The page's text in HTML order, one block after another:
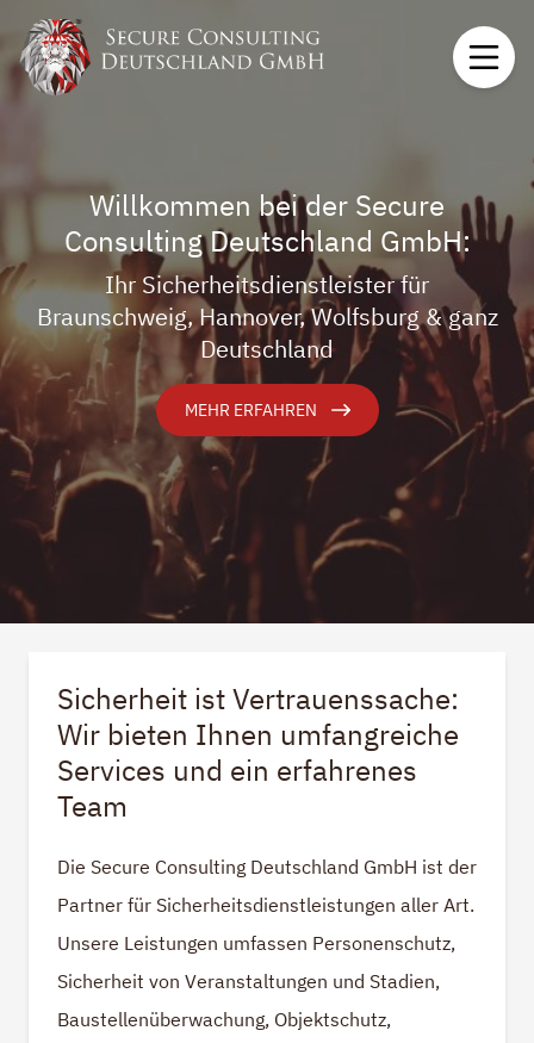
Willkommen bei der Secure
Consulting Deutschland GmbH:
Ihr Sicherheitsdienstleister für
Braunschweig, Hannover, Wolfsburg & ganz
Deutschland
MEHR ERFAHREN
Sicherheit ist Vertrauenssache:
Wir bieten Ihnen umfangreiche
Services und ein erfahrenes
Team
Die Secure Consulting Deutschland GmbH ist der
Partner für Sicherheitsdienstleistungen aller Art.
Unsere Leistungen umfassen Personenschutz,
Sicherheit von Veranstaltungen und Stadien,
Baustellenüberwachung, Objektschutz,